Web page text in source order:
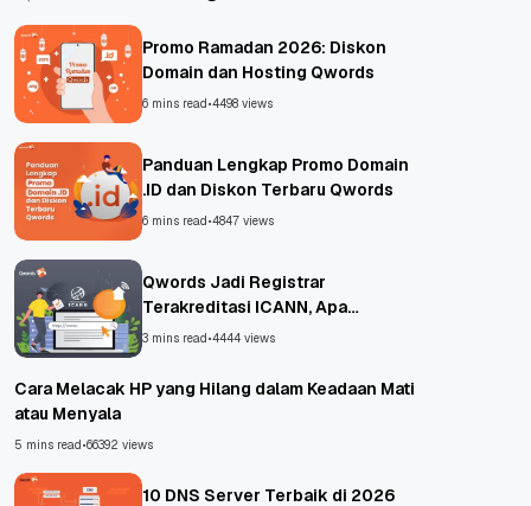
Promo Ramadan 2026: Diskon
Domain dan Hosting Qwords
6 mins read•4498 views
Panduan Lengkap Promo Domain
.ID dan Diskon Terbaru Qwords
6 mins read•4847 views
Qwords Jadi Registrar
Terakreditasi ICANN, Apa
Untungnya?
3 mins read•4444 views
Cara Melacak HP yang Hilang dalam Keadaan Mati
atau Menyala
5 mins read•66392 views
10 DNS Server Terbaik di 2026